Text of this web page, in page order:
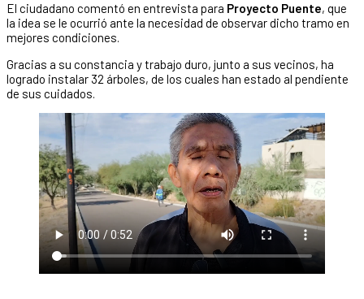
El ciudadano comentó en entrevista para Proyecto Puente, que
la idea se le ocurrió ante la necesidad de observar dicho tramo en
mejores condiciones.
Gracias a su constancia y trabajo duro, junto a sus vecinos, ha
logrado instalar 32 árboles, de los cuales han estado al pendiente
de sus cuidados.